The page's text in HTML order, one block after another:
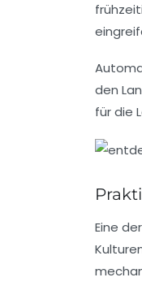
den
für die
Eine